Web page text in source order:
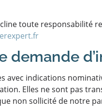
toute responsabilité
demande
avec indications
Elles ne sont pas
non sollicité de notre